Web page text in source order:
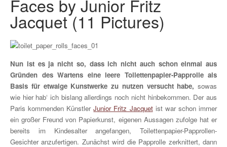
Faces by Junior Fritz
Jacquet (11 Pictures)
Nun ist es ja nicht so, dass ich nicht auch schon einmal aus
Gründen des Wartens eine leere Toilettenpapier-Papprolle als
Basis für etwaige Kunstwerke zu nutzen versucht habe, sowas
wie hier hab‘ ich bislang allerdings noch nicht hinbekommen. Der aus
Paris kommenden KünstlerJunior Fritz Jacquetist war schon immer
ein großer Freund von Papierkunst, eigenen Aussagen zufolge hat er
bereits im Kindesalter angefangen, Toilettenpapier-Papprollen-
Gesichter anzufertigen. Zunächst wird die Papprolle zerknittert, dann